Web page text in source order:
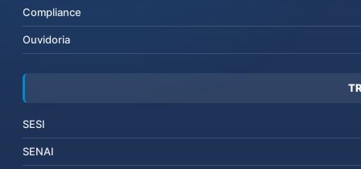
Compliance
Ouvidoria
SESI
SENAI